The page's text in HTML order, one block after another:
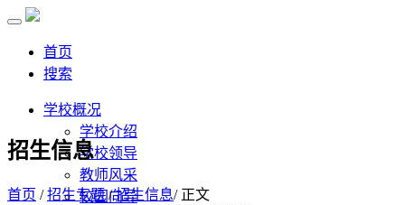
首页
搜索
学校概况
学校介绍
学校领导
教师风采
校园向导
招生信息
首页 /招生专题/招生信息/ 正文